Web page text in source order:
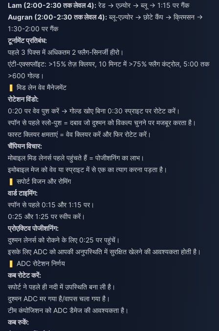
Lam (2:00-2:30 तक लेवल 4): रेड → एज़्योर → ब्लू → 1:15 पर गैंक
Augran (2:00-2:30 तक लेवल 4): ब्लू-एज़्योर → छोटे कैंप → क्रिमसन →
1:30-2:00 पर गैंक
टूर्नामेंट प्रतिबंध:
पहले 3 पिक्स में अधिकतम 2 फ्लैग-सिनर्जी हीरो।
एंटी-एक्सप्लॉइट: >15% तेज़ क्लियर, 10 मिनट में >75% फ्लैग कंट्रोल, 5:00 तक
>600 गोल्ड।
मिड लेन वेव मैनेजमेंट
रोटेशन विंडो:
0:20 पर वेव पुश करें → गोल्ड खोए बिना 0:30 स्प्राइट पर रोटेट करें।
स्पॉन से पहले स्लो-पुश = दबाव जो दुश्मन को विकल्प चुनने पर मजबूर करता है।
फास्ट क्लियर क्षमताएं = वेव क्लियर करें और फिर रोटेट करें।
चैंपियन विचार:
मोबाइल मिड लेनर्स पहले पहुंचते हैं = पोजीशनिंग का लाभ।
इमोबाइल मेज को वेव या स्प्राइट में से एक का त्याग करना पड़ता है।
सपोर्ट विजन और रोमिंग
वार्ड टाइमिंग:
स्पॉन से पहले 0:15 और 1:15 पर।
0:25 और 1:25 पर स्वीप करें।
प्रोएक्टिव पोजीशनिंग:
दुश्मन लेनर्स को रोकने के लिए 0:25 पर पहुंचें।
इसके लिए ADC को आपकी अनुपस्थिति में सुरक्षित खेलने की आवश्यकता होती है।
ADC रोटेशन निर्णय
कब रोटेट करें:
सपोर्ट ने पहले ही नदी में उपस्थिति बना ली है।
दुश्मन ADC मर गया है/वापस चला गया है।
टीम कंपोजिशन को ADC डैमेज की आवश्यकता है।
कब रुकें: